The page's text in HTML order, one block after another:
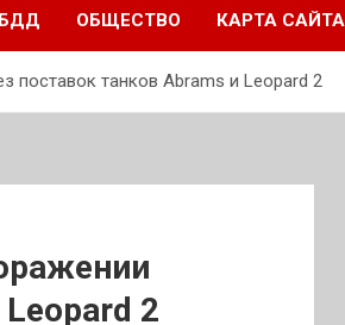
ОБЩЕСТВО КАРТА САЙТА
поставок танков Abrams и Leopard 2
2